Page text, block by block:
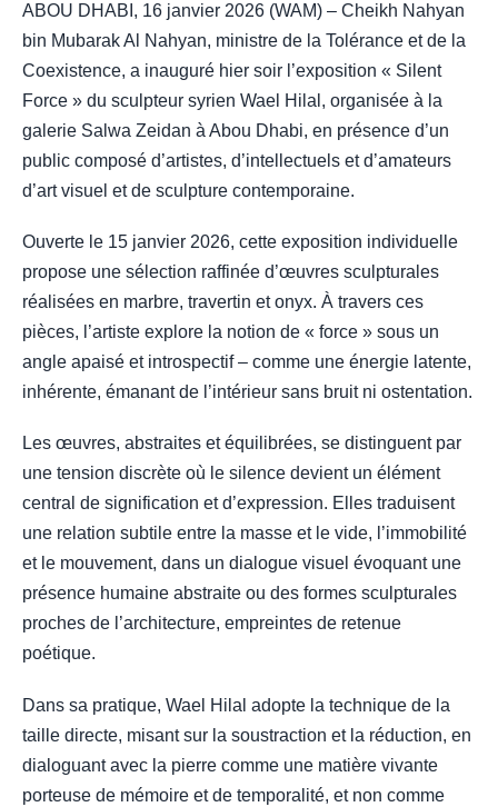
ABOU DHABI, 16 janvier 2026 (WAM) – Cheikh Nahyan
bin Mubarak Al Nahyan, ministre de la Tolérance et de la
Coexistence, a inauguré hier soir l’exposition « Silent
Force » du sculpteur syrien Wael Hilal, organisée à la
galerie Salwa Zeidan à Abou Dhabi, en présence d’un
public composé d’artistes, d’intellectuels et d’amateurs
d’art visuel et de sculpture contemporaine.
Ouverte le 15 janvier 2026, cette exposition individuelle
propose une sélection raffinée d’œuvres sculpturales
réalisées en marbre, travertin et onyx. À travers ces
pièces, l’artiste explore la notion de « force » sous un
angle apaisé et introspectif – comme une énergie latente,
inhérente, émanant de l’intérieur sans bruit ni ostentation.
Les œuvres, abstraites et équilibrées, se distinguent par
une tension discrète où le silence devient un élément
central de signification et d’expression. Elles traduisent
une relation subtile entre la masse et le vide, l’immobilité
et le mouvement, dans un dialogue visuel évoquant une
présence humaine abstraite ou des formes sculpturales
proches de l’architecture, empreintes de retenue
poétique.
Dans sa pratique, Wael Hilal adopte la technique de la
taille directe, misant sur la soustraction et la réduction, en
dialoguant avec la pierre comme une matière vivante
porteuse de mémoire et de temporalité, et non comme